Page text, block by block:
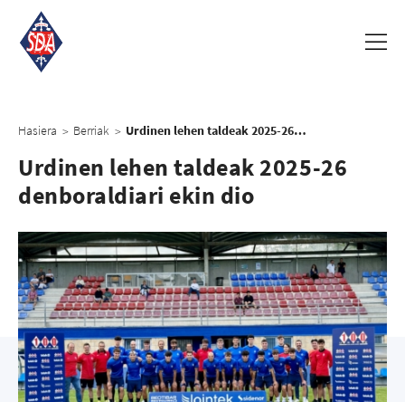
Hasiera > Berriak > Urdinen lehen taldeak 2025-26 denboraldiari ekin dio
Urdinen lehen taldeak 2025-26
denboraldiari ekin dio